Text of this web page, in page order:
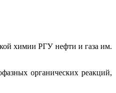
химии РГУ нефти и газа им.
органических реакций,